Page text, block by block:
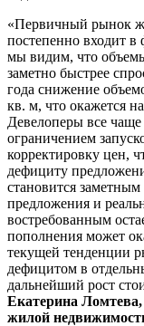
«Первичный рынок
постепенно входит в
мы видим, что
заметно быстрее
года снижение
кв. м, что окажется
Девелоперы все
ограничением
корректировку цен,
дефициту
становится
предложения и
востребованным
пополнения может
текущей тенденции
дефицитом в
дальнейший рост
Екатерина
жилой